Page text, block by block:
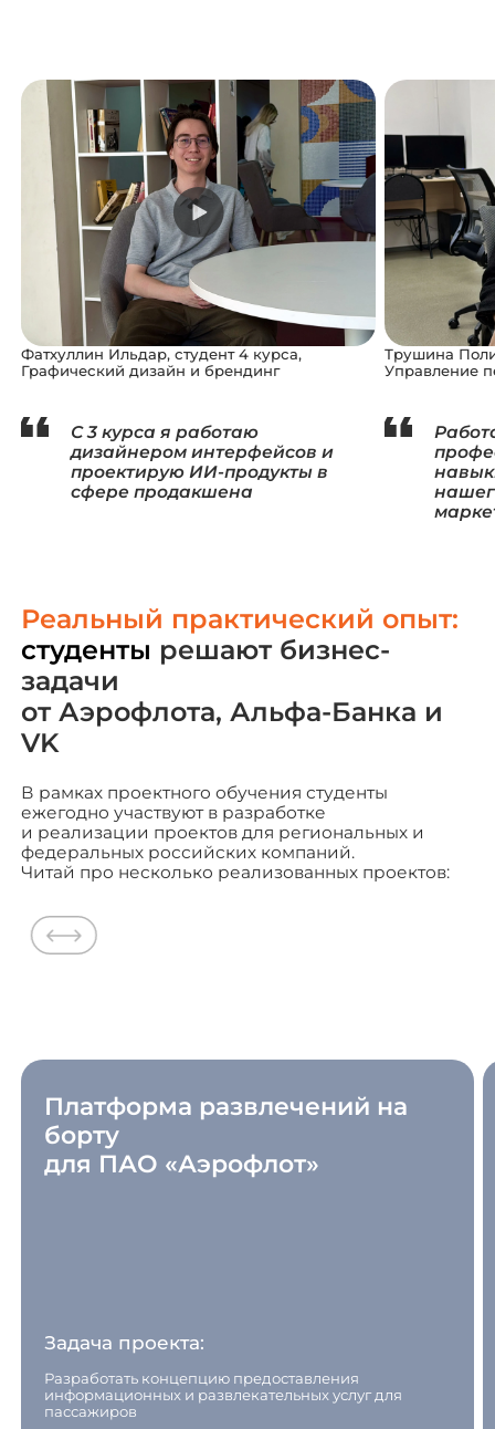
Фатхуллин Ильдар, студент 4 курса,
Графический дизайн и брендинг
С 3 курса я работаю
дизайнером интерфейсов и
проектирую ИИ-продукты в
сфере продакшена
Трушина
Управление
Реальный практический опыт:
студенты решают бизнес-
задачи
от Аэрофлота, Альфа-Банка и
VK
В рамках проектного обучения студенты
ежегодно участвуют в разработке
и реализации проектов для региональных и
федеральных российских компаний.
Читай про несколько реализованных проектов:
Платформа развлечений на
борту
для ПАО «Аэрофлот»
Задача проекта:
Разработать концепцию предоставления
информационных и развлекательных услуг для
пассажиров